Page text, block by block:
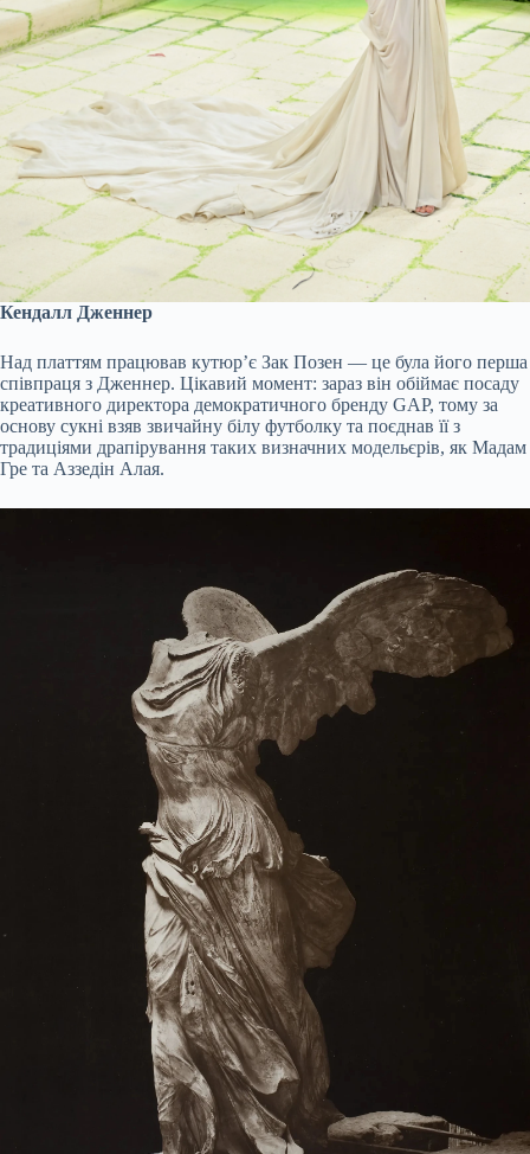
Кендалл Дженнер
Над платтям працював кутюр’є Зак Позен — це була його перша
співпраця з Дженнер. Цікавий момент: зараз він обіймає посаду
креативного директора демократичного бренду GAP, тому за
основу сукні взяв звичайну білу футболку та поєднав її з
традиціями драпірування таких визначних модельєрів, як Мадам
Гре та Аззедін Алая.